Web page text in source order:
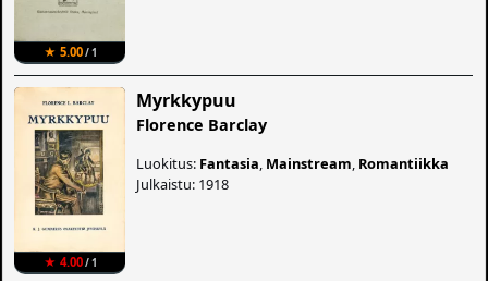
★ 5.00/ 1
★ 4.00/ 1
Myrkkypuu
Florence Barclay
Luokitus: Fantasia Mainstream Romantiikka
Julkaistu: 1918